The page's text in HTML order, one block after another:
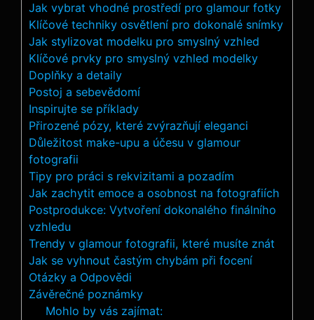
Jak vybrat vhodné prostředí pro glamour fotky
Klíčové techniky osvětlení pro dokonalé snímky
Jak stylizovat modelku pro smyslný vzhled
Klíčové prvky pro smyslný vzhled modelky
Doplňky a detaily
Postoj a sebevědomí
Inspirujte se příklady
Přirozené pózy, které zvýrazňují eleganci
Důležitost make-upu a účesu v glamour
fotografii
Tipy pro práci s rekvizitami a pozadím
Jak zachytit emoce a osobnost na fotografiích
Postprodukce: Vytvoření dokonalého finálního
vzhledu
Trendy v glamour fotografii, které musíte znát
Jak se vyhnout častým chybám při focení
Otázky a Odpovědi
Závěrečné poznámky
Mohlo by vás zajímat: